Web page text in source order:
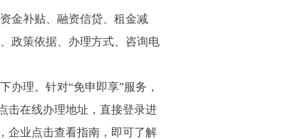
金补贴、融资信贷、租金减
政策依据、办理方式、咨询电
理。针对“免申即享”服务，
击在线办理地址，直接登录进
企业点击查看指南，即可了解